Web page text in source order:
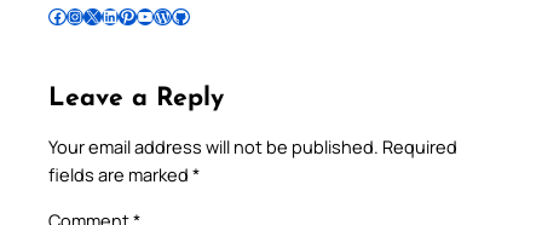
Follow Pradeep on Facebook Follow Pradeep on InstagramFollow Pradeep on X Follow Pradeep on LinkedIn Follow Pradeep on Pinterest Subscribe to Pradeep’s Youtube Channel Follow Pradeep on WordPress Follow Pradeep on GitHub
Leave a Reply
Your email address will not be published. Required
fields are marked *
Comment*